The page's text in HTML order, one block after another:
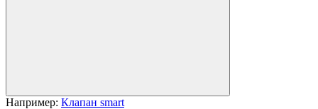
Например: Клапан smart